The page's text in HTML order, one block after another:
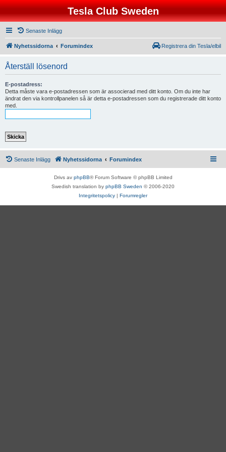
Tesla Club Sweden
Senaste Inlägg
Nyhetssidorna Forumindex Registrera din Tesla/elbil
Återställ lösenord
E-postadress:
Detta måste vara e-postadressen som är associerad med ditt konto. Om du inte har
ändrat den via kontrollpanelen så är detta e-postadressen som du registrerade ditt konto
med.
Senaste Inlägg Nyhetssidorna Forumindex
Drivs av phpBB® Forum Software © phpBB Limited
Swedish translation by phpBB Sweden © 2006-2020
Integritetspolicy | Forumregler